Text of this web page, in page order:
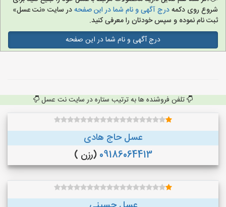
شروع روی دکمهدرج آگهی و نام شما در این صفحهدر سایت «نت عسل»
ثبت نام نموده و سپس خودتان را معرفی کنید.
درج آگهی و نام شما در این صفحه
تلفن فروشنده ها به ترتیب ستاره در سایت نت عسل
عسل حاج هادی
09186064413 (رزن )